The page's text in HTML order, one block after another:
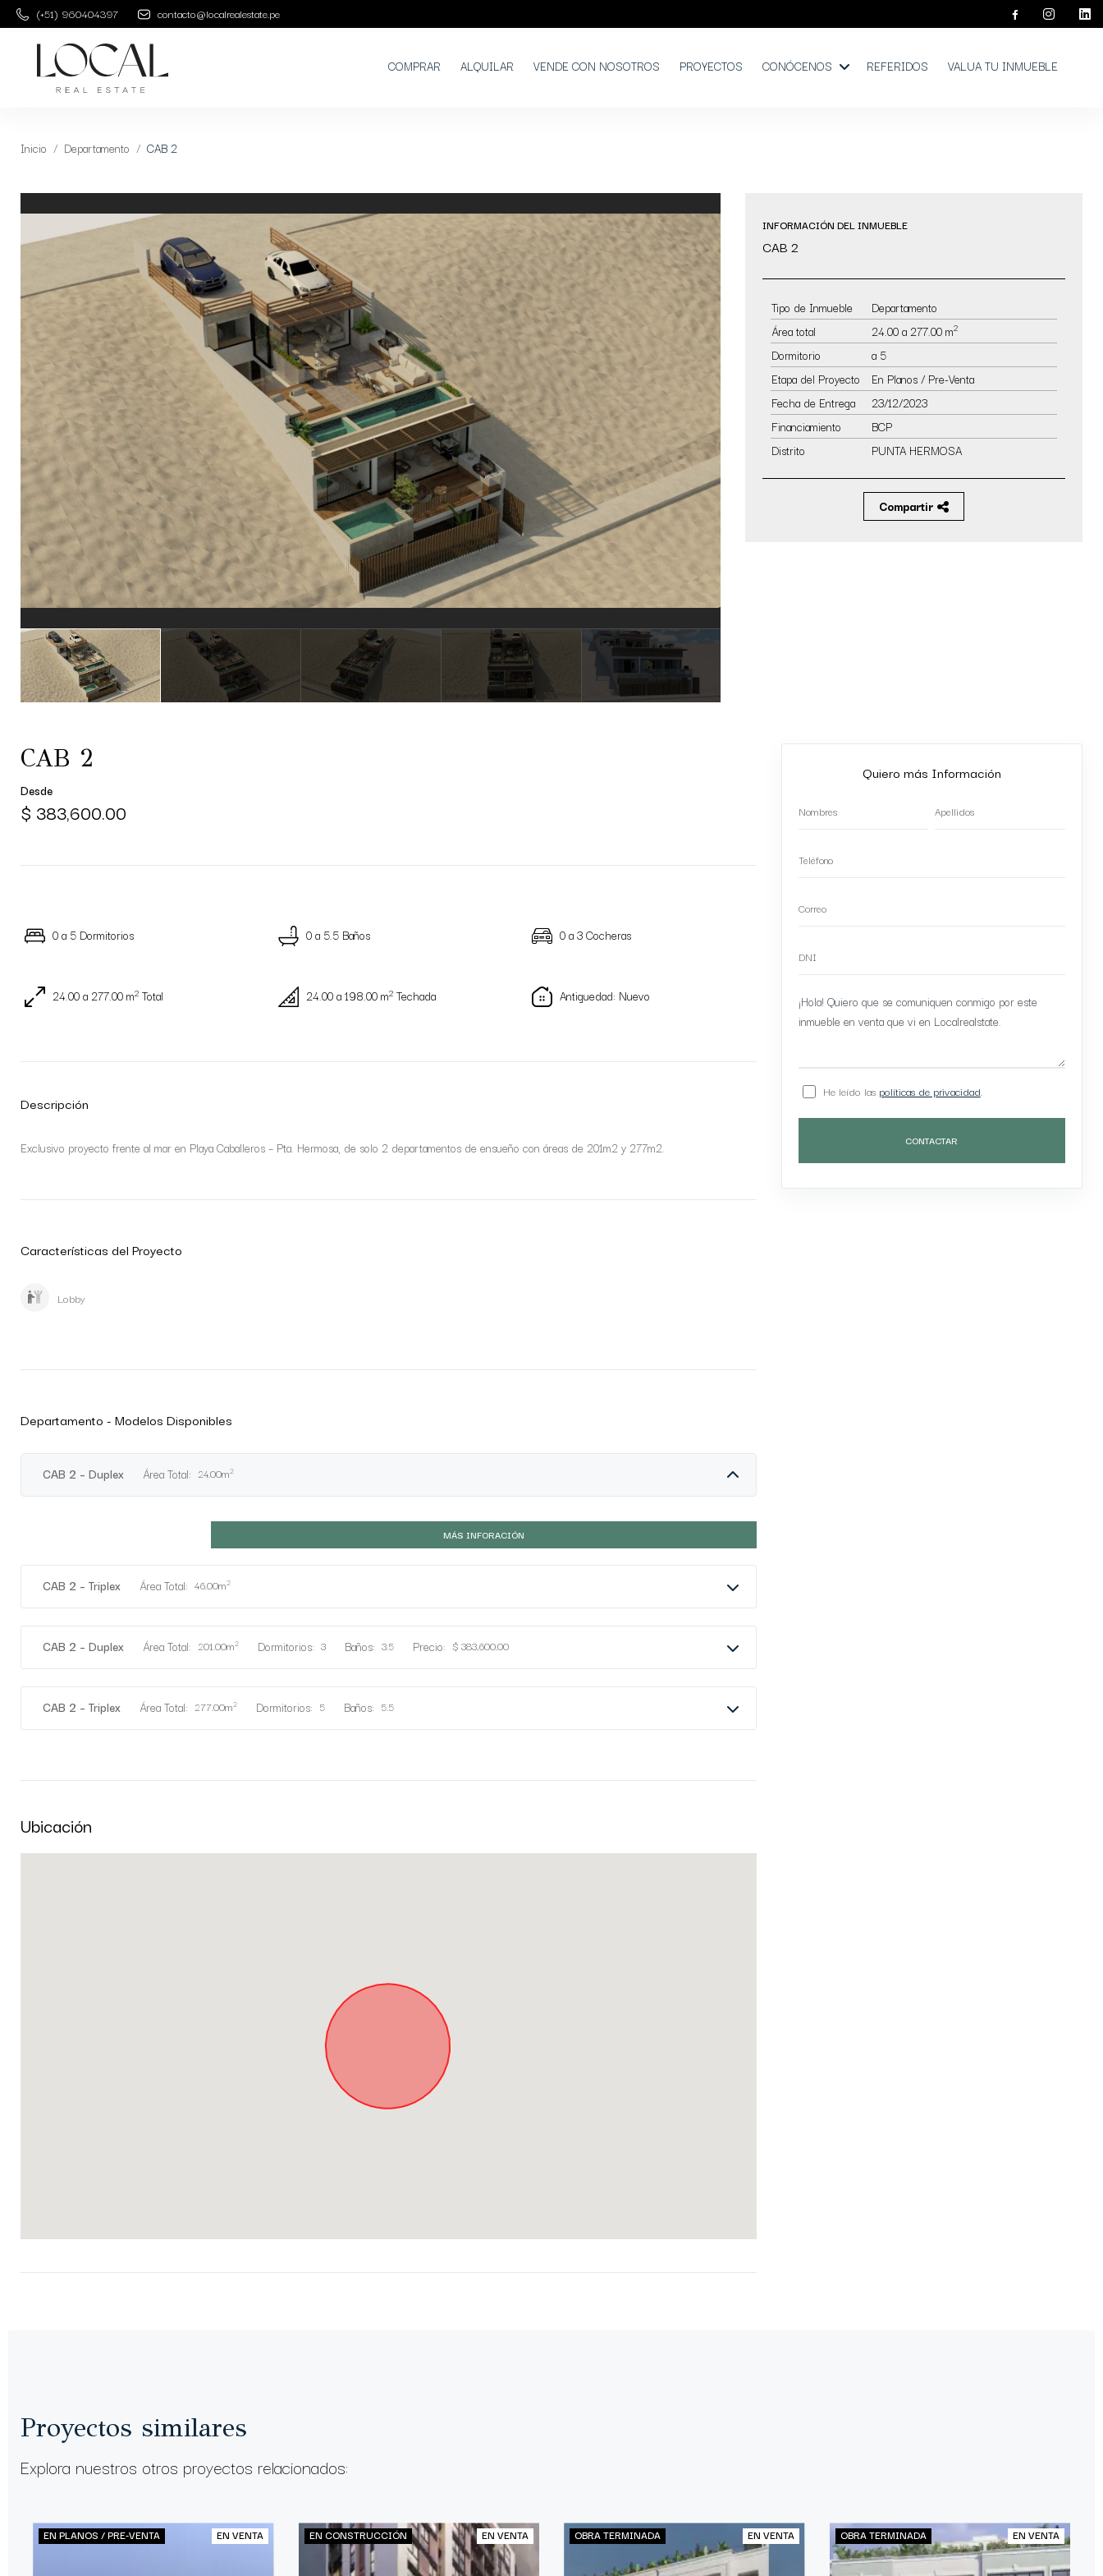
(+51) 960404397 contacto@localrealestate.pe
COMPRAR ALQUILAR VENDE CON NOSOTROS PROYECTOS CONÓCENOS REFERIDOS VALUA TU INMUEBLE
Inicio Departamento CAB 2
INFORMACIÓN DEL INMUEBLE
CAB 2
Tipo de Inmueble
Departamento
Área total
24.00 a 277.00 m2
Dormitorio
a 5
Etapa del Proyecto
En Planos / Pre-Venta
Fecha de Entrega
23/12/2023
Financiamiento
BCP
Distrito
PUNTA HERMOSA
Compartir
CAB 2
Desde
$ 383,600.00
0 a 5 Dormitorios 0 a 5.5 Baños 0 a 3 Cocheras
24.00 a 277.00 m2 Total 24.00 a 198.00 m2Techada Antiguedad: Nuevo
Descripción
Exclusivo proyecto frente al mar en Playa Caballeros – Pta. Hermosa, de solo 2 departamentos de ensueño con áreas de 201m2 y 277m2.
Características del Proyecto
Lobby
Departamento - Modelos Disponibles
CAB 2 – Duplex Área Total: 24.00m2
MÁS INFORACIÓN
CAB 2 – Triplex Área Total: 46.00m2
CAB 2 – Duplex Área Total: 201.00m2 Dormitorios: 3 Baños: 3.5 Precio: $ 383,600.00
CAB 2 – Triplex Área Total: 277.00m2 Dormitorios: 5 Baños: 5.5
Ubicación
Quiero más Información
He leído las políticas de privacidad.
CONTACTAR
Proyectos similares
Explora nuestros otros proyectos relacionados:
EN PLANOS / PRE-VENTA EN VENTA EN CONSTRUCCIÓN EN VENTA OBRA TERMINADA EN VENTA OBRA TERMINADA EN VENTA